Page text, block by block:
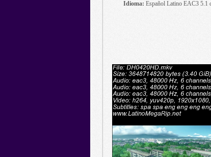
Idioma: Español Latino EAC3 5.1